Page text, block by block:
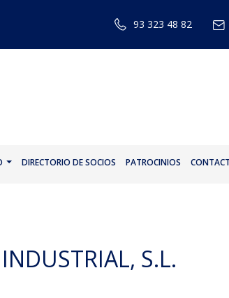
93 323 48 82
DIRECTORIO DE SOCIOS PATROCINIOS
S.L.